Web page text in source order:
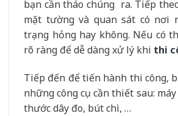
bạn cần tháo chúng ra. Tiếp
mặt tường và quan sát có nơi
trạng hỏng hay không. Nếu có
rõ ràng để dễ dàng xử lý khi thi
Tiếp đến để tiến hành thi công,
những công cụ cần thiết sau:
thước dây đo, bút chì, …